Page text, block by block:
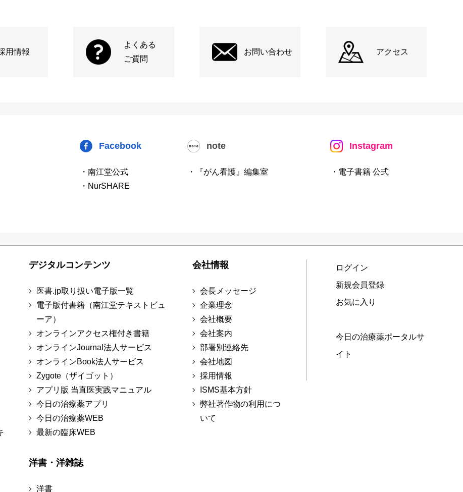
用情報
よくある
ご質問
お問い合わせ アクセス
Facebook
・南江堂公式
・NurSHARE
note
・『がん看護』編集室
Instagram
・電子書籍 公式
デジタルコンテンツ
医書.jp取り扱い電子版一覧
電子版付書籍（南江堂テキストビュ
ーア）
オンラインアクセス権付き書籍
オンラインJournal法人サービス
オンラインBook法人サービス
Zygote（ザイゴット）
アプリ版 当直医実践マニュアル
今日の治療薬アプリ
今日の治療薬WEB
最新の臨床WEB
洋書・洋雑誌
洋書
会社情報
会長メッセージ
企業理念
会社概要
会社案内
部署別連絡先
会社地図
採用情報
ISMS基本方針
弊社著作物の利用につ
いて
ログイン
新規会員登録
お気に入り
今日の治療薬ポータルサ
イト